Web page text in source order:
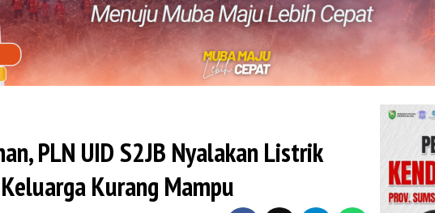
PLN UID S2JB Nyalakan Listrik
Kurang Mampu